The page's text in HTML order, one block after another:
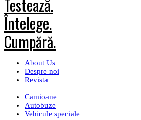
About Us
Despre noi
Revista
Camioane
Autobuze
Vehicule speciale